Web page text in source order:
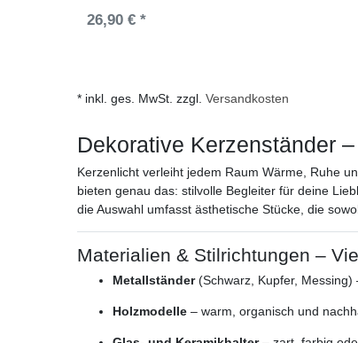
26,90 € *
* inkl. ges. MwSt. zzgl. Versandkosten
Dekorative Kerzenständer
Kerzenlicht verleiht jedem Raum Wärme, Ruhe
bieten genau das: stilvolle Begleiter für deine
die Auswahl umfasst ästhetische Stücke, die
Materialien & Stilrichtungen –
Metallständer(Schwarz, Kupfer, Messing)
Holzmodelle – warm, organisch und